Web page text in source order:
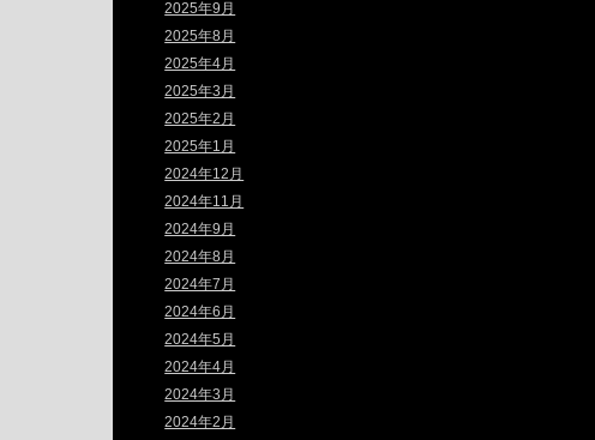
2025年9月
2025年8月
2025年4月
2025年3月
2025年2月
2025年1月
2024年12月
2024年11月
2024年9月
2024年8月
2024年7月
2024年6月
2024年5月
2024年4月
2024年3月
2024年2月